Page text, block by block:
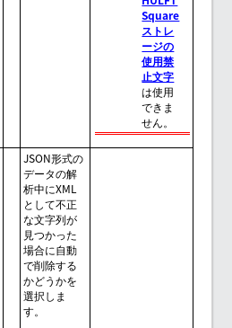
Square
ストレ
ージの
使用禁
止文字
は使用
できま
せん。
JSON形式の
データの解
析中にXML
として不正
な文字列が
見つかった
場合に自動
で削除する
かどうかを
選択しま
す。